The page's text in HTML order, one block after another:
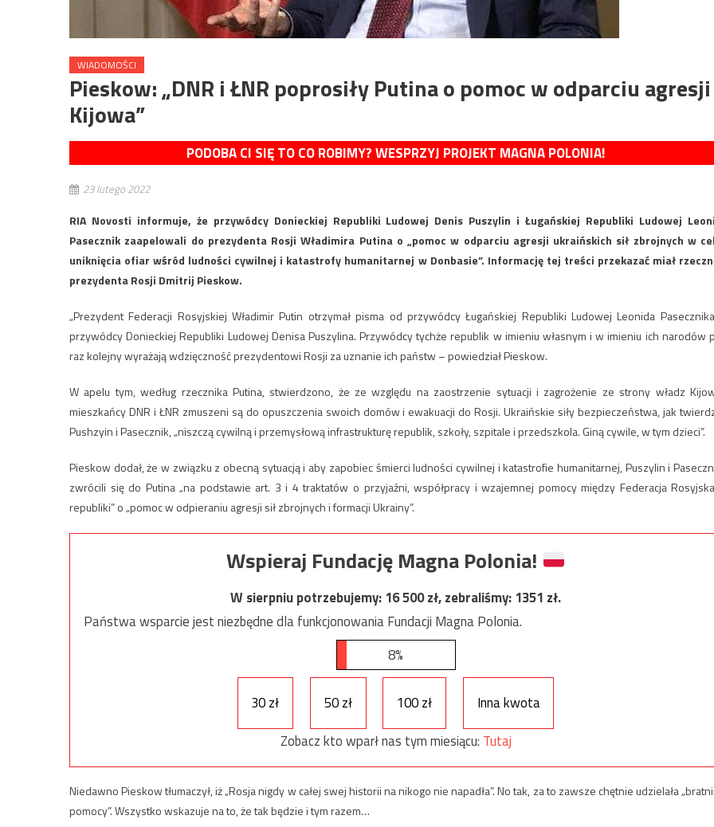
WIADOMOŚCI
Pieskow: „DNR i ŁNR poprosiły Putina o pomoc w odparciu agresji
Kijowa”
PODOBA CI SIĘ TO CO ROBIMY? WESPRZYJ PROJEKT MAGNA POLONIA!
23 lutego 2022
RIA Novosti informuje, że przywódcy Donieckiej Republiki Ludowej Denis Puszylin i Ługańskiej Republiki Ludowej
Pasecznik zaapelowali do prezydenta Rosji Władimira Putina o „pomoc w odparciu agresji ukraińskich sił zbrojnych w
uniknięcia ofiar wśród ludności cywilnej i katastrofy humanitarnej w Donbasie”. Informację tej treści przekazać miał
prezydenta Rosji Dmitrij Pieskow.
„Prezydent Federacji Rosyjskiej Władimir Putin otrzymał pisma od przywódcy Ługańskiej Republiki Ludowej Leonida
przywódcy Donieckiej Republiki Ludowej Denisa Puszylina. Przywódcy tychże republik w imieniu własnym i w imieniu ich narodów
raz kolejny wyrażają wdzięczność prezydentowi Rosji za uznanie ich państw – powiedział Pieskow.
W apelu tym, według rzecznika Putina, stwierdzono, że ze względu na zaostrzenie sytuacji i zagrożenie ze strony władz
mieszkańcy DNR i ŁNR zmuszeni są do opuszczenia swoich domów i ewakuacji do Rosji. Ukraińskie siły bezpieczeństwa, jak
Pushzyin i Pasecznik, „niszczą cywilną i przemysłową infrastrukturę republik, szkoły, szpitale i przedszkola. Giną cywile, w tym dzieci”.
Pieskow dodał, że w związku z obecną sytuacją i aby zapobiec śmierci ludności cywilnej i katastrofie humanitarnej, Puszylin i
zwrócili się do Putina „na podstawie art. 3 i 4 traktatów o przyjaźni, współpracy i wzajemnej pomocy między Federacja
republiki” o „pomoc w odpieraniu agresji sił zbrojnych i formacji Ukrainy”.
Wspieraj Fundację Magna Polonia!
W sierpniu potrzebujemy:16 500zł, zebraliśmy:1351 zł.
Państwa wsparcie jest niezbędne dla funkcjonowania Fundacji Magna Polonia.
8%
30 zł 50 zł 100 zł
Inna kwota
Zobacz kto wparł nas tym miesiącu: Tutaj
Niedawno Pieskow tłumaczył, iż „Rosja nigdy w całej swej historii na nikogo nie napadła”. No tak, za to zawsze chętnie udzielała
pomocy”. Wszystko wskazuje na to, że tak będzie i tym razem…